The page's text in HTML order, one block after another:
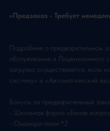
«Предзаказ - Требует
Подробнее о предварительном
обслуживания и Лицензионного
загрузка осуществляется, если
систему» и «Автоматический
Бонусы за предварительный
- Школьная форма «Белая
- Омамори-пион *2